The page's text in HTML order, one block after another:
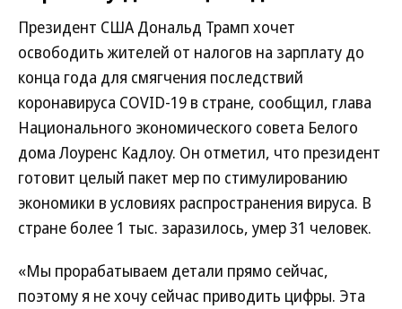
Президент США Дональд Трамп хочет
освободить жителей от налогов на зарплату до
конца года для смягчения последствий
коронавируса COVID-19 в стране, сообщил, глава
Национального экономического совета Белого
дома Лоуренс Кадлоу. Он отметил, что президент
готовит целый пакет мер по стимулированию
экономики в условиях распространения вируса. В
стране более 1 тыс. заразилось, умер 31 человек.
«Мы прорабатываем детали прямо сейчас,
поэтому я не хочу сейчас приводить цифры. Эта